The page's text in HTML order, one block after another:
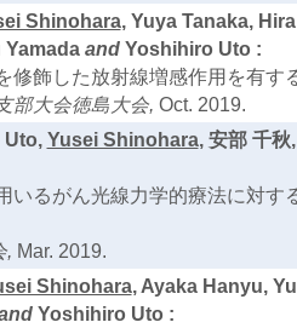
Shinohara, Yuya Tanaka,
and Yoshihiro Uto :
修飾した放射線増感作用を有す
部大会徳島大会, Oct. 2019.
Uto, Yusei Shinohara, 安部 千秋
いるがん光線力学的療法に対す
, Mar. 2019.
Shinohara, Ayaka Hanyu,
Yoshihiro Uto :